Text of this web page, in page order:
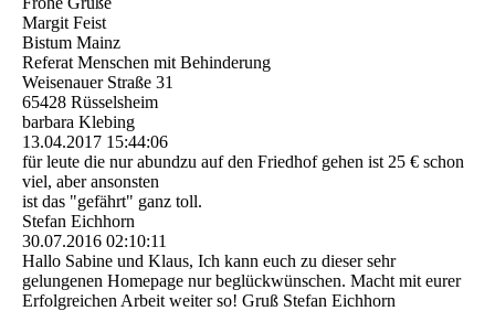
Margit Feist
Bistum Mainz
Referat Menschen mit Behinderung
Weisenauer Straße 31
65428 Rüsselsheim
barbara Klebing
13.04.2017 15:44:06
für leute die nur abundzu auf den Friedhof gehen ist 25 € schon
viel, aber ansonsten
ist das "gefährt" ganz toll.
Stefan Eichhorn
30.07.2016 02:10:11
Hallo Sabine und Klaus, Ich kann euch zu dieser sehr
gelungenen Homepage nur beglückwünschen. Macht mit eurer
Erfolgreichen Arbeit weiter so! Gruß Stefan Eichhorn